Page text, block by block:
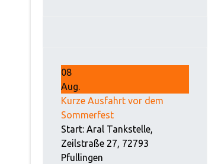
08
Aug.
Kurze Ausfahrt vor dem
Sommerfest
Start: Aral Tankstelle,
Zeilstraße 27, 72793
Pfullingen